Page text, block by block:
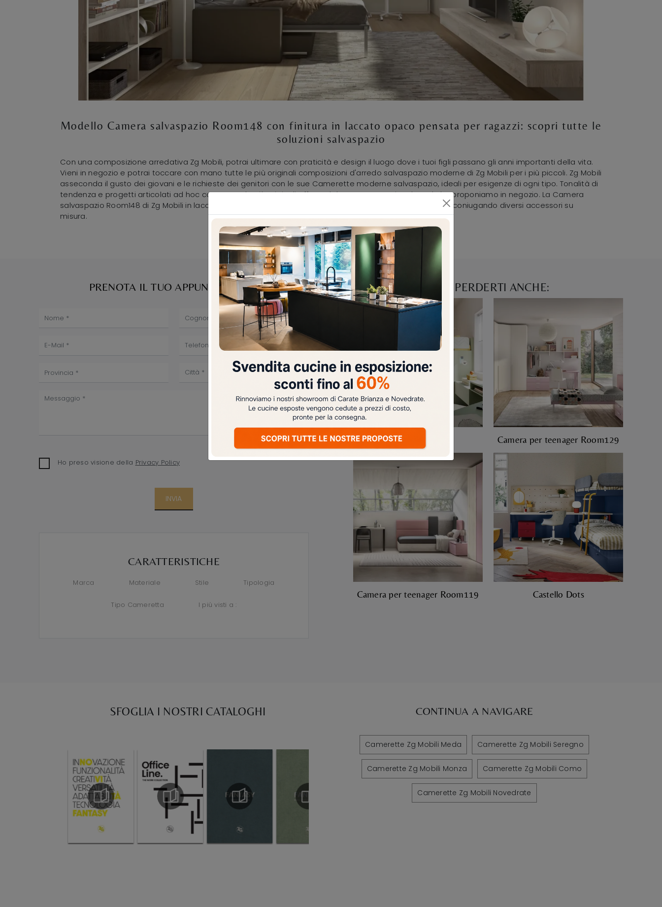
Modello Camera salvaspazio Room148 con finitura in laccato opaco pensata per ragazzi: scopri tutte le
soluzioni salvaspazio
Con una composizione arredativa Zg Mobili, potrai ultimare con praticità e design il luogo dove i tuoi figli passano gli anni importanti della vita.
Vieni in negozio e potrai toccare con mano tutte le più originali composizioni d'arredo salvaspazio moderne di Zg Mobili per i più piccoli. Zg Mobili
asseconda il gusto dei giovani e le richieste dei genitori con le sue Camerette moderne salvaspazio, ideali per esigenze di ogni tipo. Tonalità di
tendenza e progetti articolati ad hoc connotano le più originali offerte del noto e conosciuto brand che proponiamo in negozio. La Camera
salvaspazio Room148 di Zg Mobili in laccato opaco è un universo complesso da arredare attentamente, coniugando diversi accessori su
misura.
PRENOTA IL TUO APPUNTAMENTO
Ho preso visione della Privacy Policy
INVIA
CARATTERISTICHE
Marca Materiale Stile Tipologia
Tipo Cameretta I più visti a :
NON PERDERTI ANCHE:
Layout 10B Camera per teenager Room129
Camera per teenager Room119 Castello Dots
SFOGLIA I NOSTRI CATALOGHI CONTINUA A NAVIGARE
Camerette Zg Mobili Meda Camerette Zg Mobili Seregno
Camerette Zg Mobili Monza Camerette Zg Mobili Como
Camerette Zg Mobili Novedrate